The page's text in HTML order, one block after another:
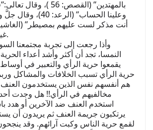
بالمهتدين” (القصص: 56 )،
وعلينا الحساب”
غير ذلك من الآيات.
وأذا رجعت إلى تجربة مجتمعنا
النمسا، تجد أن أكثر وأشد أعداء
يقمعوا حرية الرأي والتعبير في
حرية الرأي تسبب الخلافات والمشاكل
هم أنفسهم نفس الذين يستخدمون
مخالفيهم في الرأي!! هل وجدت
استخدم العنف ضد الآخرين أو هدد
يرتكبون جريمة العنف ثم يريدون أن
لقمع حرية الناس وكبت آرائهم. وقد